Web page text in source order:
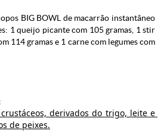
BIG BOWL de macarrão instantâneo
1 queijo picante com 105 gramas, 1 stir
114 gramase 1 carne com legumes com
:
derivados do trigo, leite e
de peixes.